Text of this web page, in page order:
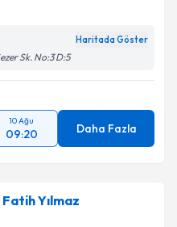
verilerimin belirtilen
ediyorum.
Gönder
Haritada Göster
Sk. No:3 D:5
10 Ağu
09:20 Daha Fazla
Yılmaz